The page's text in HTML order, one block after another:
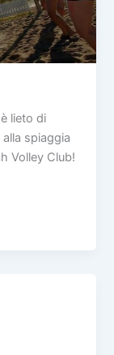
lieto di
spiaggia
Volley Club!